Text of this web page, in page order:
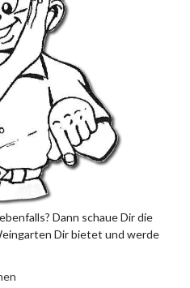
Dann schaue Dir die
Dir bietet und werde